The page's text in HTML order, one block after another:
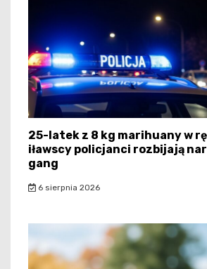
25-latek z 8 kg marihuany w
iławscy policjanci rozbijają
gang
6 sierpnia 2026